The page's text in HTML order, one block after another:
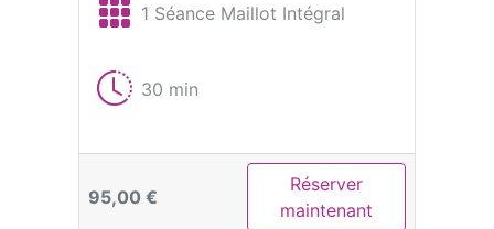
1 Séance Maillot Intégral
30 min
95,00 €
Réserver
maintenant